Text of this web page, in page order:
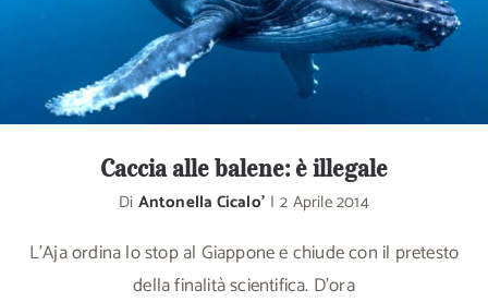
Caccia alle balene: è illegale
Di Antonella Cicalo' | 2 Aprile 2014
L’Aja ordina lo stop al Giappone e chiude con il pretesto
della finalità scientifica. D'ora